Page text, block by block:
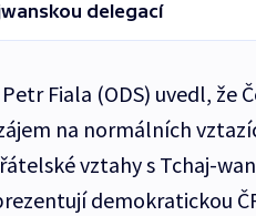
delegací
Fiala (ODS) uvedl, že
na normálních
vztahy s Tchaj-
demokratickou